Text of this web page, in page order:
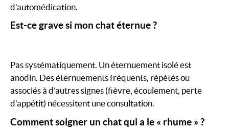
d’automédication.
Est-ce grave si mon chat éternue ?
Pas systématiquement. Un éternuement isolé est
anodin. Des éternuements fréquents, répétés ou
associés à d’autres signes (fièvre, écoulement, perte
d’appétit) nécessitent une consultation.
Comment soigner un chat qui a le « rhume » ?